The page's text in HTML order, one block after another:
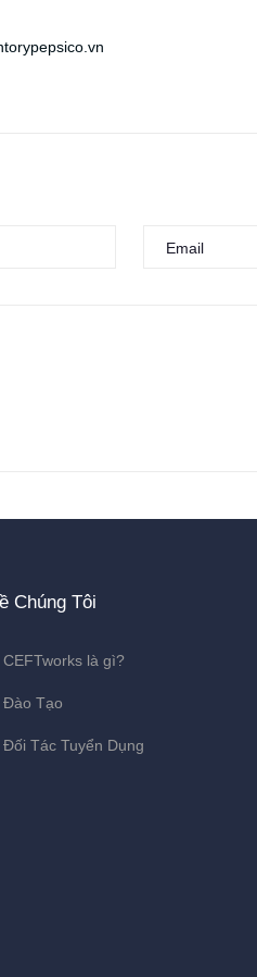
Chúng Tôi
CEFTworks là gì?
Đào Tạo
Đối Tác Tuyển Dụng